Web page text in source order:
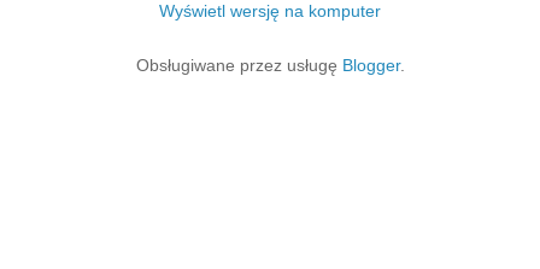
Wyświetl wersję na komputer
Obsługiwane przez usługę Blogger.